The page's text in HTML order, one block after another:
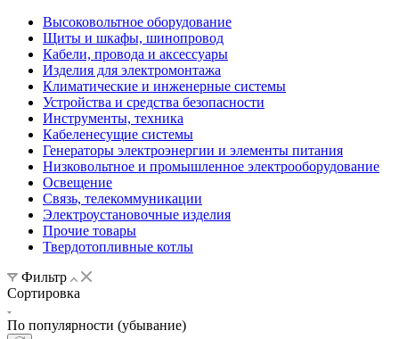
Высоковольтное оборудование
Щиты и шкафы, шинопровод
Кабели, провода и аксессуары
Изделия для электромонтажа
Климатические и инженерные системы
Устройства и средства безопасности
Инструменты, техника
Кабеленесущие системы
Генераторы электроэнергии и элементы питания
Низковольтное и промышленное электрооборудование
Освещение
Связь, телекоммуникации
Электроустановочные изделия
Прочие товары
Твердотопливные котлы
Фильтр
Сортировка
По популярности (убывание)